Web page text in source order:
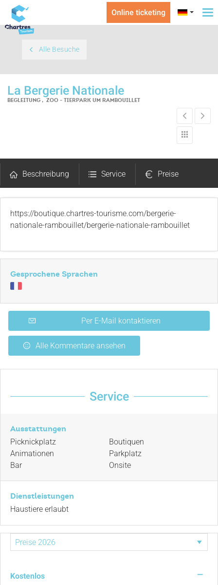
Online ticketing
Alle Besuche
La Bergerie Nationale
BEGLEITUNG , ZOO - TIERPARK UM RAMBOUILLET
Beschreibung Service Preise
https://boutique.chartres-tourisme.com/bergerie-
nationale-rambouillet/bergerie-nationale-rambouillet
Gesprochene Sprachen
Per E-Mail kontaktieren
Alle Kommentare ansehen
Service
Ausstattungen
Picknickplatz
Animationen
Bar
Boutiquen
Parkplatz
Onsite
Dienstleistungen
Haustiere erlaubt
Kostenlos —